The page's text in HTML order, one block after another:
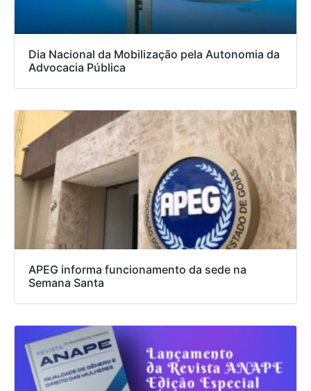
Dia Nacional da Mobilização pela Autonomia da
Advocacia Pública
APEG informa funcionamento da sede na
Semana Santa